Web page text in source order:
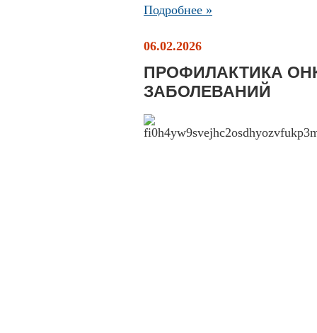
Подробнее »
06.02.2026
ПРОФИЛАКТИКА
ЗАБОЛЕВАНИЙ